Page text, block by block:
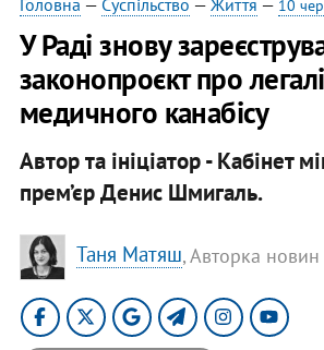
Головна — Суспільство — Життя — 10
У Раді знову
законопроєкт про
медичного канабісу
Автор та ініціатор - Кабінет
прем’єр Денис Шмигаль.
Таня Матяш, Авторка новин